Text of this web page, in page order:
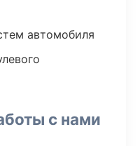
автомобиля
с нами